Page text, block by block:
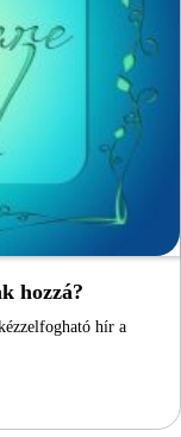
hozzá?
hír a